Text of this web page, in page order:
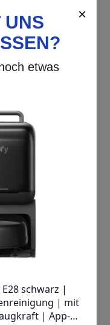
gibt dir
Gefühl,